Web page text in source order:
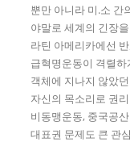
뿐만 아니라 미.소 간
야말로 세계의 긴장
라틴 아메리카에선
급혁명운동이 격렬
객체에 지나지 않았
자신의 목소리로 권
비동맹운동, 중국공
대표권 문제도 큰 관